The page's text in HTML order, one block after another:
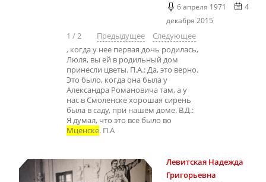
6 апреля 1971
4
декабря 2015
1 /2 Предыдущее
Следующее
, когда у нее первая дочь родилась,
Люля, вы ей в родильный дом
принесли цветы. П.А.: Да, это верно.
Это было, когда она была у
Александра Романовича там, а у
нас в Смоленске хорошая сирень
была в саду, при нашем доме. В.Д.:
Я думал, что это все было во
Мценске. П.А
Левитская Надежда
Григорьевна